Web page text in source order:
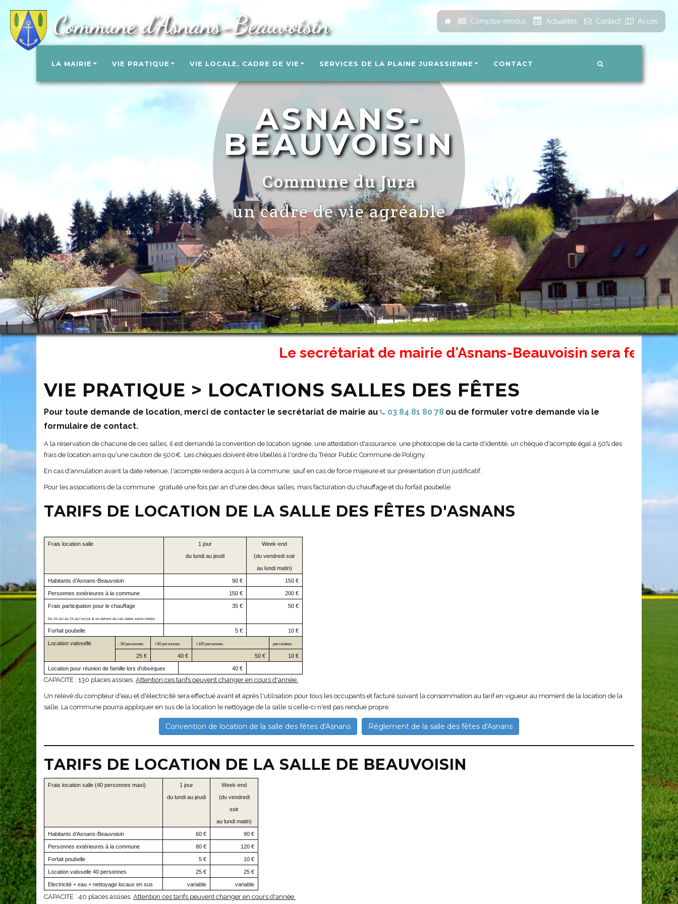
Commune d'Asnans-Beauvoisin AccueilComptes-rendus Actualités Contact Accés
LA MAIRIE VIE PRATIQUE VIE LOCALE, CADRE DE VIE SERVICES DE LA PLAINE JURASSIENNE CONTACT
ASNANS-
BEAUVOISIN
Commune du Jura
un cadre de vie agréable
Le secrétariat de mairie d'Asnans-Beauvoisin sera fermé
VIE PRATIQUE > LOCATIONS SALLES DES FÊTES
Pour toute demande de location, merci de contacter le secrétariat de mairie au 03 84 81 80 78 ou de formuler votre demande via le
formulaire de contact.
A la réservation de chacune de ces salles, il est demandé la convention de location signée, une attestation d'assurance, une photocopie de la carte d'identité, un chèque d'acompte égal à 50% des
frais de location ainsi qu'une caution de 500€. Les chèques doivent être libellés à l'ordre du Trésor Public Commune de Poligny.
En cas d'annulation avant la date retenue, l'acompte restera acquis à la commune, sauf en cas de force majeure et sur présentation d'un justificatif.
Pour les associations de la commune : gratuité une fois par an d'une des deux salles, mais facturation du chauffage et du forfait poubelle.
TARIFS DE LOCATION DE LA SALLE DES FÊTES D'ASNANS
Frais location salle
1 jour
du lundi au jeudi
Week-end
(du vendredi soir
au lundi matin)
Habitants d’Asnans-Beauvoisin 90 € 150 €
Personnes extérieures à la commune 150 € 200 €
Frais participation pour le chauffage
Du 15 oct au 15 avr inclus & en dehors de ces dates selon météo
35 € 50 €
Forfait poubelle 5 € 10 €
Location vaisselle -50 personnes +50 personnes +100 personnes percolateur
25 € 40 € 50 € 10 €
Location pour réunion de famille lors d’obsèques 40 €
CAPACITE : 130 places assises. Attention ces tarifs peuvent changer en cours d'année.
Un relevé du compteur d'eau et d'électricité sera effectué avant et après l'utilisation pour tous les occupants et facturé suivant la consommation au tarif en vigueur au moment de la location de la
salle. La commune pourra appliquer en sus de la location le nettoyage de la salle si celle-ci n'est pas rendue propre.
Convention de location de la salle des fêtes d'Asnans Réglement de la salle des fêtes d'Asnans
TARIFS DE LOCATION DE LA SALLE DE BEAUVOISIN
Frais location salle (40 personnes maxi)
1 jour
du lundi au jeudi
Week-end
(du vendredi
soir
au lundi matin)
Habitants d’Asnans-Beauvoisin 60 € 90 €
Personnes extérieures à la commune 80 € 120 €
Forfait poubelle 5 € 10 €
Location vaisselle 40 personnes 25 € 25 €
Electricité + eau + nettoyage locaux en sus variable variable
CAPACITE : 40 places assises. Attention ces tarifs peuvent changer en cours d'année.